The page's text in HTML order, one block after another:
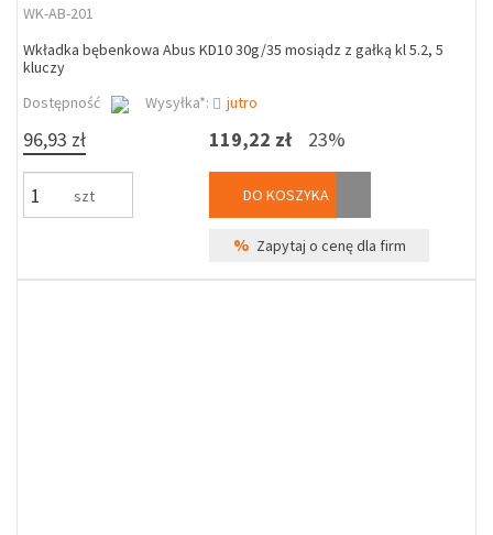
WK-AB-201
Wkładka bębenkowa Abus KD10 30g/35 mosiądz z gałką kl 5.2, 5
kluczy
Dostępność
Wysyłka*: jutro
96,93 zł
szt
119,22 zł 23%
DO KOSZYKA
% Zapytaj o cenę dla firm